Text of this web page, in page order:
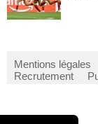
Mentions légales
Recrutement